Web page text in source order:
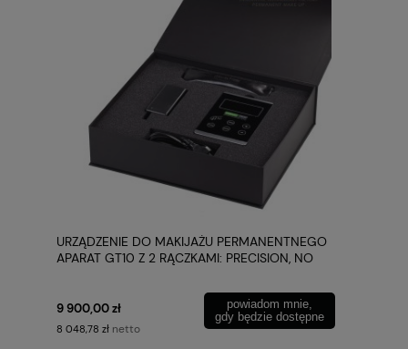
URZĄDZENIE DO MAKIJAŻU PERMANENTNEGO
APARAT GT10 Z 2 RĄCZKAMI: PRECISION, NO
9 900,00 zł
8 048,78 zł netto
powiadom mnie,
gdy będzie dostępne